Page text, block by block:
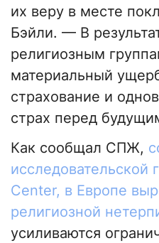
их веру в месте
Бэйли. — В
религиозным
материальный
страхование и
страх перед
Как сообщал СПЖ,
исследовательской
Center, в Европе
религиозной
усиливаются